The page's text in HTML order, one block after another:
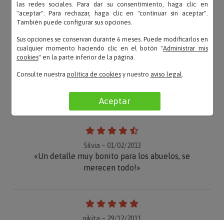
OPINIONES
Silvia – 01/02/2013
«Un detalle muy bonito para los abuelos, se
merecen todo!»
nikita – 29/12/2011
las redes sociales. Para dar su consentimiento, haga clic en
"aceptar". Para rechazar, haga clic en "continuar sin aceptar".
También puede configurar sus opciones.
Sus opciones se conservan durante 6 meses. Puede modificarlos en
cualquier momento haciendo clic en el botón "Administrar mis
cookies" en la parte inferior de la página.
Consulte nuestra política de cookiesy nuestro aviso legal.
Aceptar